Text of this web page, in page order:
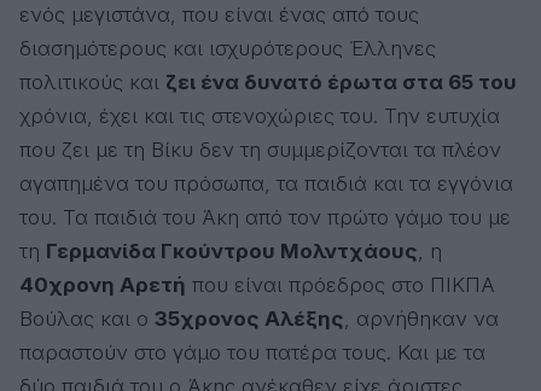
ενός μεγιστάνα, που είναι ένας από τους
διασημότερους και ισχυρότερους Έλληνες
πολιτικούς και ζει ένα δυνατό έρωτα στα 65 του
χρόνια, έχει και τις στενοχώριες του. Την ευτυχία
που ζει με τη Βίκυ δεν τη συμμερίζονται τα πλέον
αγαπημένα του πρόσωπα, τα παιδιά και τα εγγόνια
του. Τα παιδιά του Άκη από τον πρώτο γάμο του με
τη Γερμανίδα Γκούντρου Μολντχάους , η
40χρονη Αρετή που είναι πρόεδρος στο ΠΙΚΠΑ
Βούλας και ο 35χρονος Αλέξης , αρνήθηκαν να
παραστούν στο γάμο του πατέρα τους. Και με τα
δύο παιδιά του ο Άκης ανέκαθεν είχε άριστες